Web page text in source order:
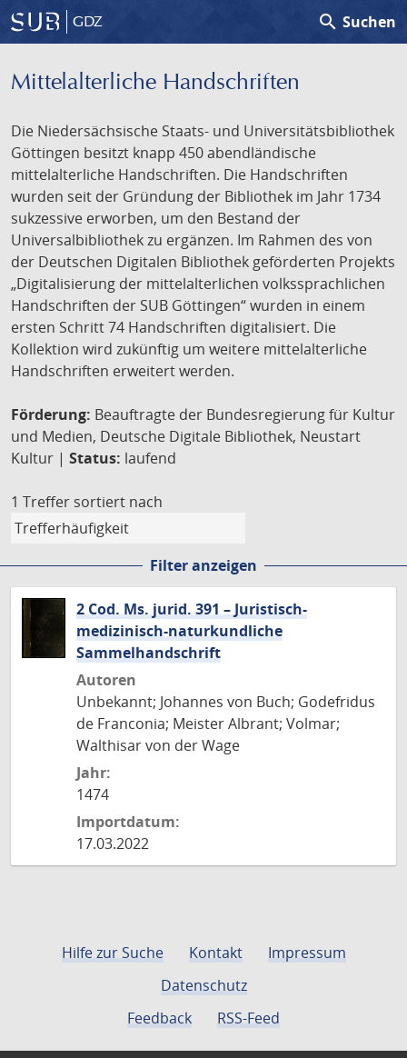
GDZ search Suchen
Mittelalterliche Handschriften
Die Niedersächsische Staats- und Universitätsbibliothek
Göttingen besitzt knapp 450 abendländische
mittelalterliche Handschriften. Die Handschriften
wurden seit der Gründung der Bibliothek im Jahr 1734
sukzessive erworben, um den Bestand der
Universalbibliothek zu ergänzen. Im Rahmen des von
der Deutschen Digitalen Bibliothek geförderten Projekts
„Digitalisierung der mittelalterlichen volkssprachlichen
Handschriften der SUB Göttingen“ wurden in einem
ersten Schritt 74 Handschriften digitalisiert. Die
Kollektion wird zukünftig um weitere mittelalterliche
Handschriften erweitert werden.
Förderung: Beauftragte der Bundesregierung für Kultur
und Medien, Deutsche Digitale Bibliothek, Neustart
Kultur | Status: laufend
1 Treffer sortiert nach
Filter anzeigen
2 Cod. Ms. jurid. 391 – Juristisch-
medizinisch-naturkundliche
Sammelhandschrift
Autoren
Unbekannt; Johannes von Buch; Godefridus
de Franconia; Meister Albrant; Volmar;
Walthisar von der Wage
Jahr:
1474
Importdatum:
17.03.2022
Hilfe zur Suche Kontakt
Impressum
Datenschutz
Feedback
RSS-Feed